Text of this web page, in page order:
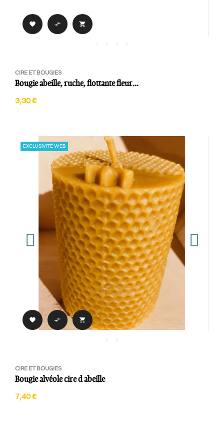
  
CIRE ET BOUGIES
Bougie abeille, ruche, flottante fleur...
3,30 €
EXCLUSIVITÉ WEB
  
CIRE ET BOUGIES
Bougie alvéole cire d abeille
7,40 €